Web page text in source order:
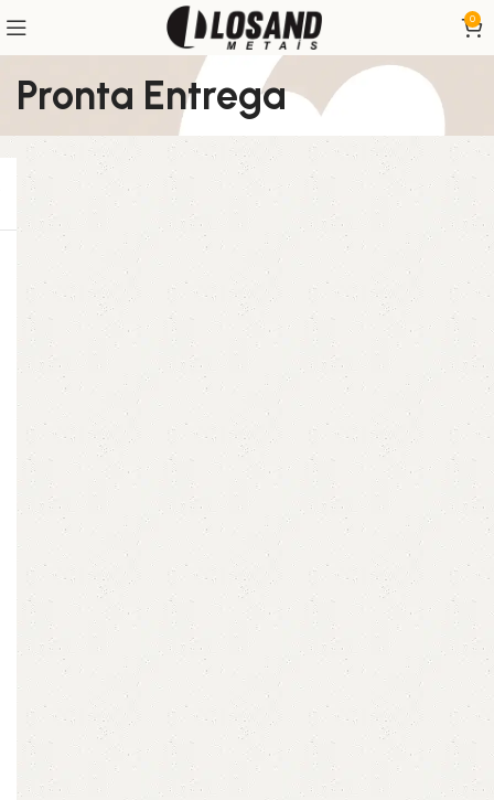
0
Pronta Entrega